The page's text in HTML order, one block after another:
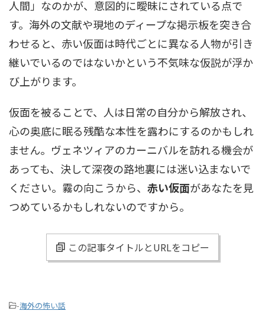
人間」なのかが、意図的に曖昧にされている点で
す。海外の文献や現地のディープな掲示板を突き合
わせると、赤い仮面は時代ごとに異なる人物が引き
継いでいるのではないかという不気味な仮説が浮か
び上がります。
仮面を被ることで、人は日常の自分から解放され、
心の奥底に眠る残酷な本性を露わにするのかもしれ
ません。ヴェネツィアのカーニバルを訪れる機会が
あっても、決して深夜の路地裏には迷い込まないで
ください。霧の向こうから、 赤い仮面があなたを見
つめているかもしれないのですから。
この記事タイトルとURLをコピー
-海外の怖い話